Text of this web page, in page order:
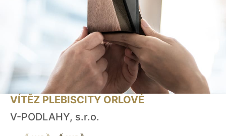
VÍTĚZ PLEBISCITY ORLOVÉ
V-PODLAHY, s.r.o.